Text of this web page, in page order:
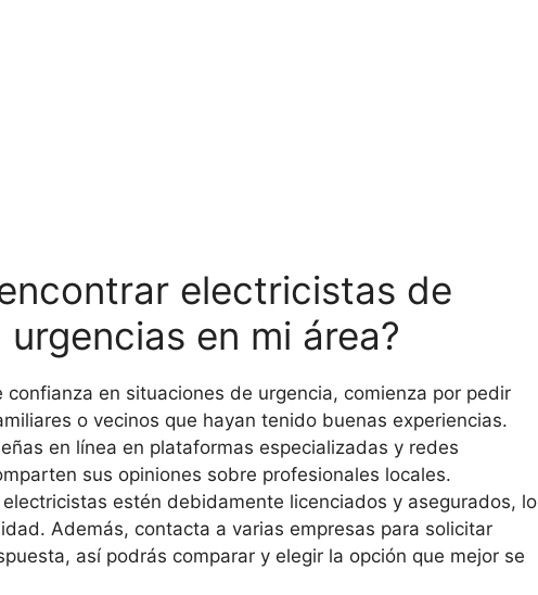
electricistas de
en mi área?
en situaciones de urgencia, comienza por pedir
o vecinos que hayan tenido buenas experiencias.
en línea en plataformas especializadas y redes
sus opiniones sobre profesionales locales.
estén debidamente licenciados y asegurados, lo
Además, contacta a varias empresas para solicitar
así podrás comparar y elegir la opción que mejor se